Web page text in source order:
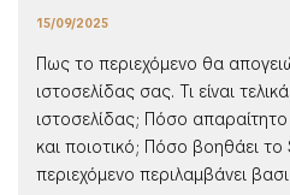
15/09/2025
Πως το περιεχόμενο θα
ιστοσελίδας σας. Τι είναι
ιστοσελίδας; Πόσο απαραίτητο
και ποιοτικό; Πόσο βοηθάει το
περιεχόμενο περιλαμβάνει